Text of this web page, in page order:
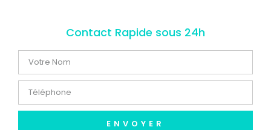
Contact Rapide sous 24h
ENVOYER